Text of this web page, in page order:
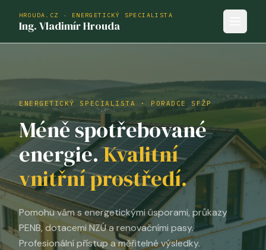
HROUDA.CZ · ENERGETICKÝ SPECIALISTA
Ing. Vladimír Hrouda
ENERGETICKÝ SPECIALISTA · PORADCE SFŽP
Méně spotřebované
energie.Kvalitní
vnitřní prostředí.
Pomohu vám s energetickými úsporami, průkazy
PENB, dotacemi NZÚ a renovačními pasy.
Profesionální přístup a měřitelné výsledky.